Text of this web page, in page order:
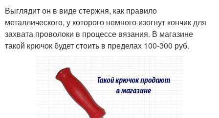
Выглядит он в виде стержня, как правило
металлического, у которого немного изогнут кончик для
захвата проволоки в процессе вязания. В магазине
такой крючок будет стоить в пределах 100-300 руб.